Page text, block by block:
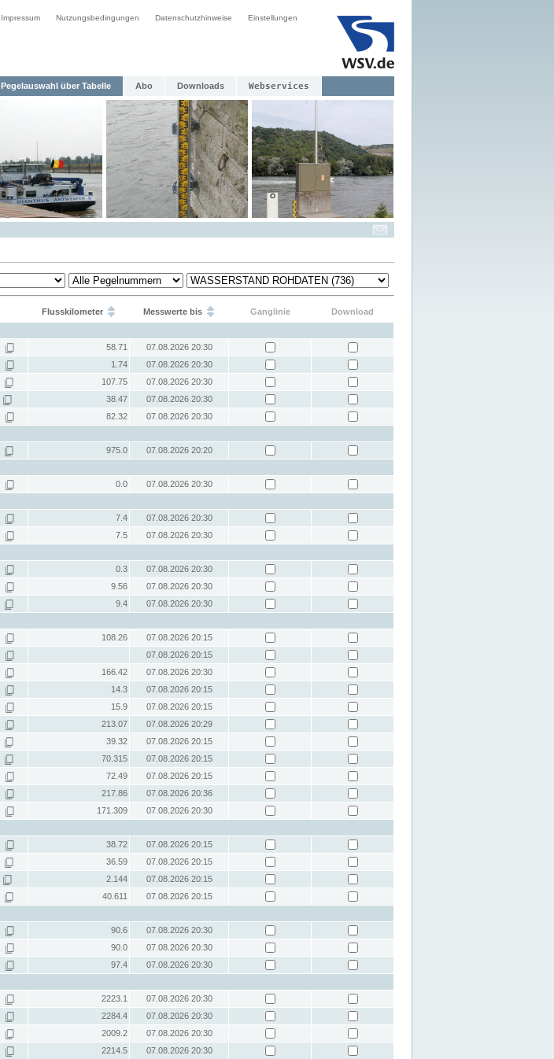
Impressum Nutzungsbedingungen Datenschutzhinweise Einstellungen
Pegelauswahl über Tabelle Abo Downloads Webservices
Flusskilometer Messwerte bis Ganglinie
Download
58.71
07.08.2026 20:30
1.74
07.08.2026 20:30
107.75
07.08.2026 20:30
38.47
07.08.2026 20:30
82.32
07.08.2026 20:30
975.0
07.08.2026 20:20
0.0
07.08.2026 20:30
7.4
07.08.2026 20:30
7.5
07.08.2026 20:30
0.3
07.08.2026 20:30
9.56
07.08.2026 20:30
9.4
07.08.2026 20:30
108.26
07.08.2026 20:15
07.08.2026 20:15
166.42
07.08.2026 20:30
14.3
07.08.2026 20:15
15.9
07.08.2026 20:15
213.07
07.08.2026 20:29
39.32
07.08.2026 20:15
70.315
07.08.2026 20:15
72.49
07.08.2026 20:15
217.86
07.08.2026 20:36
171.309
07.08.2026 20:30
38.72
07.08.2026 20:15
36.59
07.08.2026 20:15
2.144
07.08.2026 20:15
40.611
07.08.2026 20:15
90.6
07.08.2026 20:30
90.0
07.08.2026 20:30
97.4
07.08.2026 20:30
2223.1
07.08.2026 20:30
2284.4
07.08.2026 20:30
2009.2
07.08.2026 20:30
2214.5
07.08.2026 20:30